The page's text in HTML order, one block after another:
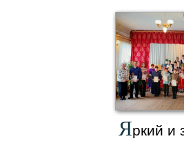
Яркий и